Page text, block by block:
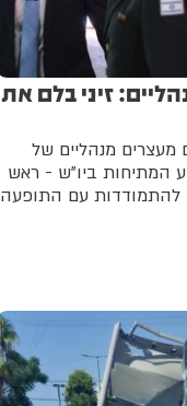
זיני בלם את
מנהליים של
המתיחות ביו"ש - ראש
להתמודדות עם התופעה